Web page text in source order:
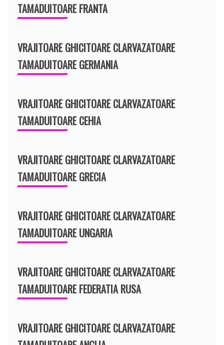
TAMADUITOARE FRANTA
VRAJITOARE GHICITOARE CLARVAZATOARE
TAMADUITOARE GERMANIA
VRAJITOARE GHICITOARE CLARVAZATOARE
TAMADUITOARE CEHIA
VRAJITOARE GHICITOARE CLARVAZATOARE
TAMADUITOARE GRECIA
VRAJITOARE GHICITOARE CLARVAZATOARE
TAMADUITOARE UNGARIA
VRAJITOARE GHICITOARE CLARVAZATOARE
TAMADUITOARE FEDERATIA RUSA
VRAJITOARE GHICITOARE CLARVAZATOARE